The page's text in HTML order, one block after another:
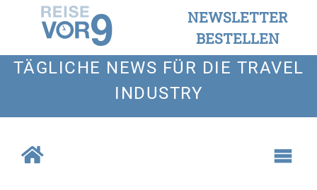
NEWSLETTER
BESTELLEN
TÄGLICHE NEWS FÜR DIE TRAVEL
INDUSTRY